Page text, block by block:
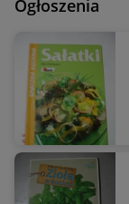
Ogłoszenia